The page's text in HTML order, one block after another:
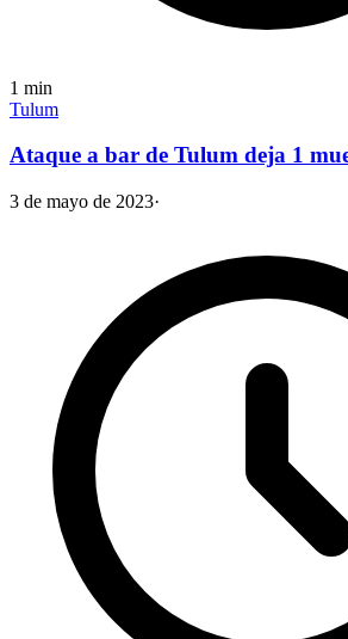
1 min
Tulum
Ataque a bar de Tulum deja 1
3 de mayo de 2023·